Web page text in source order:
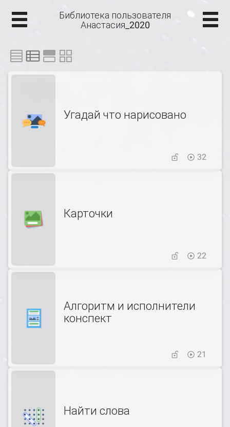
Библиотека пользователя
Анастасия_2020
Угадай что нарисовано
32
Карточки
22
Алгоритм и исполнители
конспект
21
Найти слова